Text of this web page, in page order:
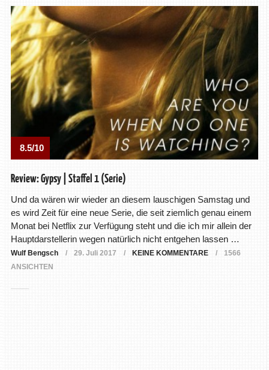
8.5/10
Review: Gypsy | Staffel 1 (Serie)
Und da wären wir wieder an diesem lauschigen Samstag und
es wird Zeit für eine neue Serie, die seit ziemlich genau einem
Monat bei Netflix zur Verfügung steht und die ich mir allein der
Hauptdarstellerin wegen natürlich nicht entgehen lassen …
Wulf Bengsch 29. Juli 2017 KEINE KOMMENTARE
1566
ANSICHTEN